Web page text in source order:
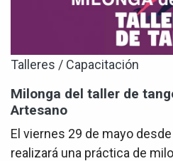
Talleres / Capacitación
Milonga del taller de
Artesano
El viernes 29 de mayo
realizará una práctica de